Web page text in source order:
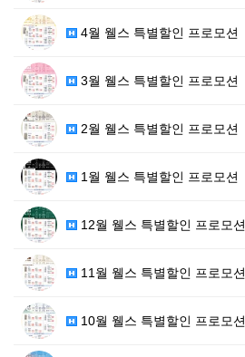
4월 웰스 특별할인 프로모션
3월 웰스 특별할인 프로모션
2월 웰스 특별할인 프로모션
1월 웰스 특별할인 프로모션
12월 웰스 특별할인 프로모션
11월 웰스 특별할인 프로모션
10월 웰스 특별할인 프로모션